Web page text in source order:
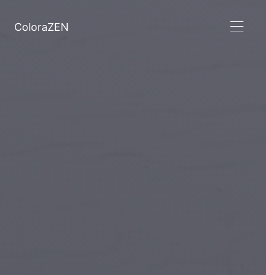
ColoraZEN